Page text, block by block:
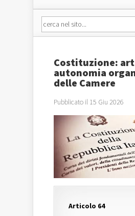
Costituzione:
autonomia
delle Camere
Pubblicato il 15 Giu 2026
Articolo 64